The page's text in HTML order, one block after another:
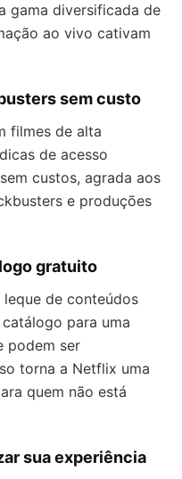
gama diversificada de
ao vivo cativam
sem custo
filmes de alta
de acesso
custos, agrada aos
e produções
gratuito
de conteúdos
para uma
podem ser
torna a Netflix uma
quem não está
sua experiência